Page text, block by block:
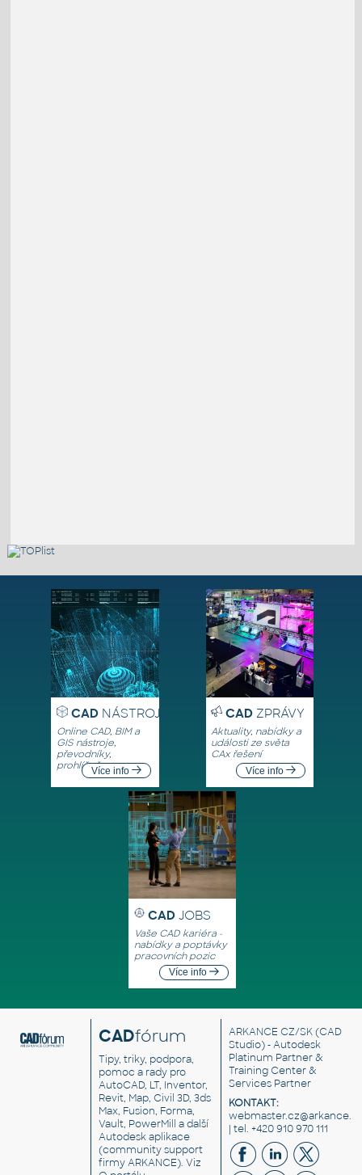
CADNÁSTROJE
Online CAD, BIM a
GIS nástroje,
převodníky,
prohlížečeVíce info
CADZPRÁVY
Aktuality, nabídky a
události ze světa
CAx řešení
Více info
CAD JOBS
Vaše CAD kariéra -
nabídky a poptávky
pracovních pozic
Více info
CADfórum
Tipy, triky, podpora,
pomoc a rady pro
AutoCAD, LT, Inventor,
Revit, Map, Civil 3D, 3ds
Max, Fusion, Forma,
Vault, PowerMill a další
Autodesk aplikace
(community support
firmy ARKANCE). Viz
ARKANCE CZ/SK(CAD
Studio) - Autodesk
Platinum Partner &
Training Center &
Services Partner
KONTAKT:
| tel. +420 910 970 111